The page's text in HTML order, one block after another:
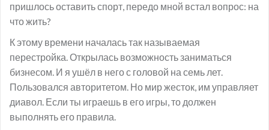
пришлось оставить спорт, передо мной встал вопрос: на
что жить?
К этому времени началась так называемая
перестройка. Открылась возможность заниматься
бизнесом. И я ушёл в него с головой на семь лет.
Пользовался авторитетом. Но мир жесток, им управляет
диавол. Если ты играешь в его игры, то должен
выполнять его правила.